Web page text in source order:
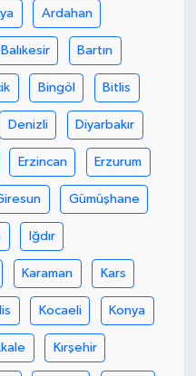
Ardahan
Balıkesir Bartın
Bingöl Bitlis
Denizli Diyarbakır
Erzincan Erzurum
Gümüşhane
Iğdır
Karaman Kars
Kocaeli Konya
Kırşehir